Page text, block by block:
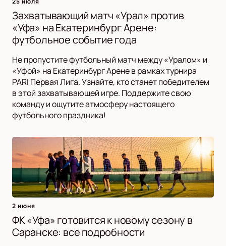
Захватывающий матч «Урал» против
«Уфа» на Екатеринбург Арене:
футбольное событие года
Не пропустите футбольный матч между «Уралом» и
«Уфой» на Екатеринбург Арене в рамках турнира
PARI Первая Лига. Узнайте, кто станет победителем
в этой захватывающей игре. Поддержите свою
команду и ощутите атмосферу настоящего
футбольного праздника!
2 июня
ФК «Уфа» готовится к новому сезону в
Саранске: все подробности